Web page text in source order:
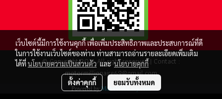
© Copyright 2016 All right reserved.| Contact :
motormillionaire69@gmail.com
Powered by MakeWebEasy.com
เว็บไซต์นี้มีการใช้งานคุกกี้ เพื่อเพิ่มประสิทธิภาพและประสบการณ์ที่ดี
ในการใช้งานเว็บไซต์ของท่าน ท่านสามารถอ่านรายละเอียดเพิ่มเติม
ได้ที่นโยบายความเป็นส่วนตัวและนโยบายคุกกี้
ตั้งค่าคุกกี้ ยอมรับทั้งหมด